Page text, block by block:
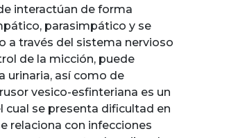
interactúan de forma
parasimpático y se
a través del sistema nervioso
de la micción, puede
urinaria, así como de
vesico-esfinteriana es un
cual se presenta dificultad en
relaciona con infecciones